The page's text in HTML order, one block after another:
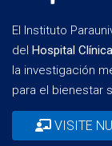
El Instituto
del Hospital
la investigación
para el bienestar
VISITE